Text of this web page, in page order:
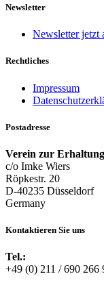
Newsletter
Newsletter jetzt
Rechtliches
Impressum
Postadresse
Verein zur
c/o Imke Wiers
Röpkestr. 20
D-40235 Düsseldorf
Germany
Kontaktieren Sie uns
Tel.:
+49 (0) 211 / 690 266